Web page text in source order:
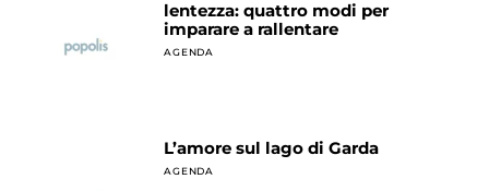
lentezza: quattro modi per
imparare a rallentare
AGENDA
L’amore sul lago di Garda
AGENDA